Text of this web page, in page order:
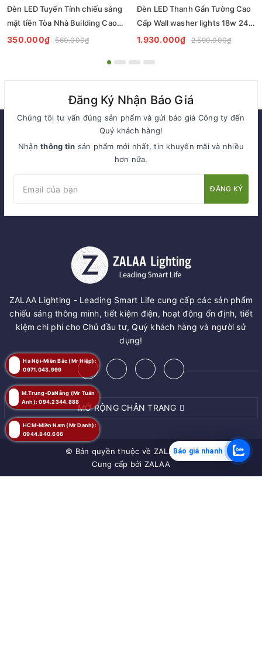
Đèn LED Tuyến Tính chiếu sáng
mặt tiền Tòa Nhà Building Cao
Tầng có lập trình DMX512 Rgb
350.000₫ 560.000₫
Đèn LED Thanh Gắn Tường Cao
Cấp Wall washer lights 18w 24w
ZKB-WS060 - Facade lighting
1.930.000₫ 2.590.000₫
Đăng Ký Nhận Báo Giá
Chúng tôi tư vấn đúng sản phẩm và gửi báo giá Công ty đến
Quý khách hàng!
Nhậnthông tin sản phẩm mới nhất, tin khuyến mãi và nhiều
hơn nữa.
ĐĂNG KÝ
ZALAA Lighting - Leading Smart Life cung cấp các sản phẩm
chiếu sáng thông minh, tiết kiệm điện, hoạt động ổn định, tiết
kiệm chi phí cho Chủ đầu tư, Quý khách hàng và người sử
dụng!
MỞ RỘNG CHÂN TRANG
© Bản quyền thuộc về ZALAA JSC
Cung cấp bởi ZALAA
HCM-Miền Nam (Mr Danh):
0944.840.666
Hà Nội-Miền Bắc (Mr Hiệp):
0971.043.999
M.Trung-ĐàNẵng (Mr Tuấn
Anh): 094.2344.888
Báo giá nhanh